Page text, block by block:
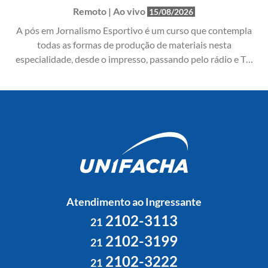
Remoto | Ao vivo 15/08/2026
A pós em Jornalismo Esportivo é um curso que contempla
todas as formas de produção de materiais nesta
especialidade, desde o impresso, passando pelo rádio e TV,
Atendimento ao Ingressante
21 2102-3113
21 2102-3199
21 2102-3222